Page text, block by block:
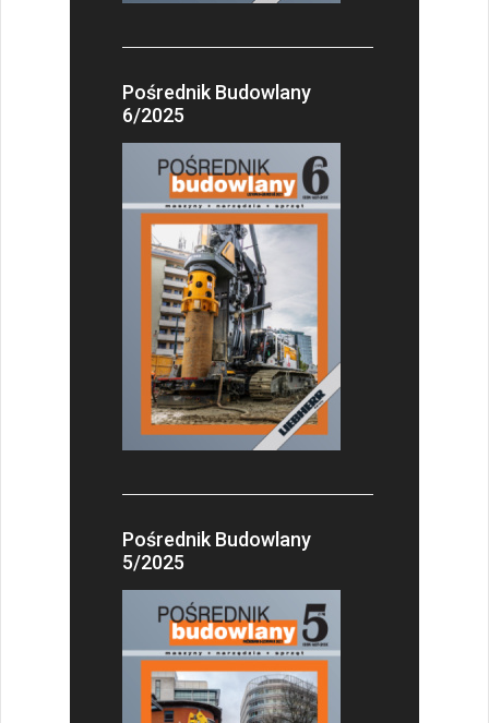
Pośrednik Budowlany
6/2025
Pośrednik Budowlany
5/2025